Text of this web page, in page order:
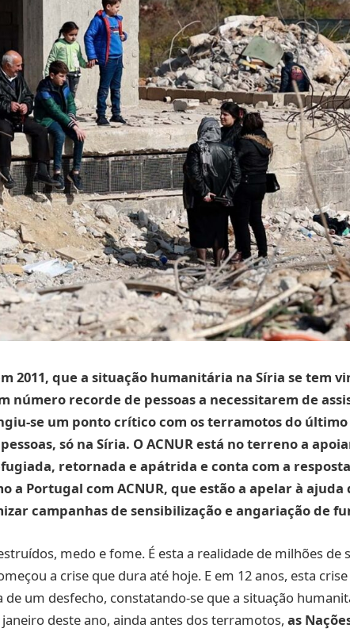
2011, que a situação humanitária na Síria se tem
número recorde de pessoas a necessitarem de
se um ponto crítico com os terramotos do último
só na Síria. O ACNUR está no terreno a
retornada e apátrida e conta com a
a Portugal com ACNUR, que estão a apelar à ajuda
campanhas de sensibilização e angariação de
medo e fome. É esta a realidade de milhões de
a crise que dura até hoje. E em 12 anos, esta
um desfecho, constatando-se que a situação
deste ano, ainda antes dos terramotos, as